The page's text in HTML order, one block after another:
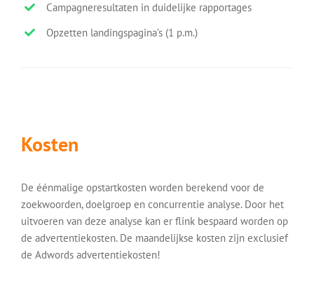
Campagneresultaten in duidelijke rapportages
Opzetten landingspagina’s (1 p.m.)
Kosten
De éénmalige opstartkosten worden berekend voor de
zoekwoorden, doelgroep en concurrentie analyse. Door het
uitvoeren van deze analyse kan er flink bespaard worden op
de advertentiekosten. De maandelijkse kosten zijn exclusief
de Adwords advertentiekosten!